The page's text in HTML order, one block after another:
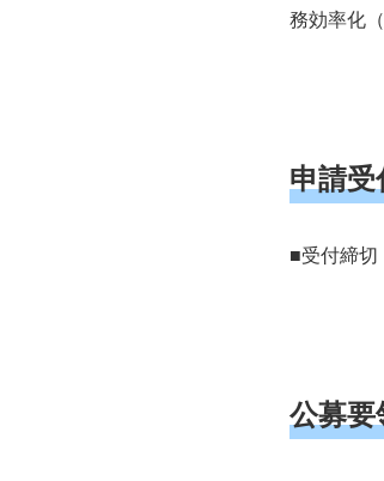
務効率化
申請受
■受付締切
公募要